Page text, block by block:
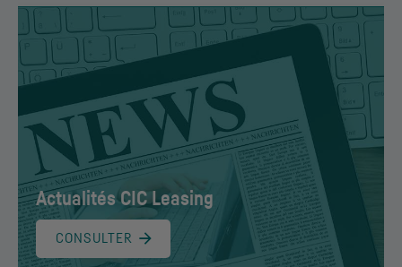
ActualitésCICLeasing
CONSULTER